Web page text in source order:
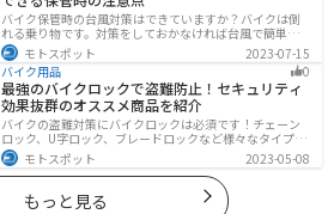
バイク保管時の台風対策はできていますか？バイクは倒
れる乗り物です。対策をしておかなければ台風で簡単に
倒れてしまいます。大切な愛車に傷がつく前にしっかり
と対策しておきましょう。初心者でも簡単にできる台風
対策を紹介します。台風後にやるべきこともまとめてあ
るので、参考にしてください。
モトスポット
2023-07-15
バイク用品
0
最強のバイクロックで盗難防止！セキュリティ
効果抜群のオススメ商品を紹介
バイクの盗難対策にバイクロックは必須です！チェーン
ロック、U字ロック、ブレードロックなど様々なタイプが
あるので自分の用途に合った使いやすいものを選びまし
ょう。この記事ではバイクロックの種類と特徴、それぞ
れ最強の商品を紹介します。
モトスポット 2023-05-08
もっと見る